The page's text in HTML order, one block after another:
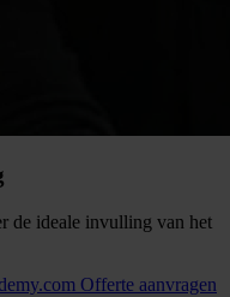
de ideale invulling van het
Offerte aanvragen